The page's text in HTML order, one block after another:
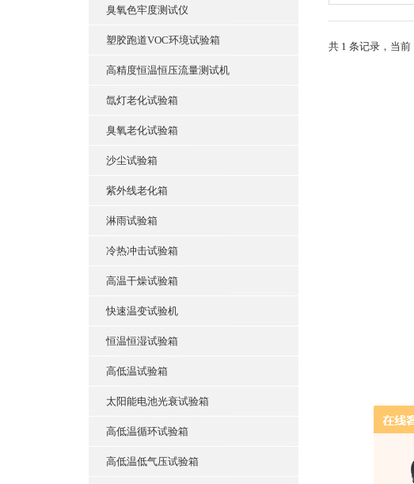
臭氧色牢度测试仪
塑胶跑道VOC环境试验箱
高精度恒温恒压流量测试机
氙灯老化试验箱
臭氧老化试验箱
沙尘试验箱
紫外线老化箱
淋雨试验箱
冷热冲击试验箱
高温干燥试验箱
快速温变试验机
恒温恒湿试验箱
高低温试验箱
太阳能电池光衰试验箱
高低温循环试验箱
高低温低气压试验箱
共 1 条记录，当